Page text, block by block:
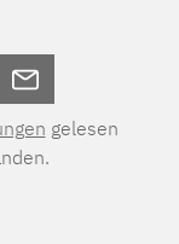
gelesen